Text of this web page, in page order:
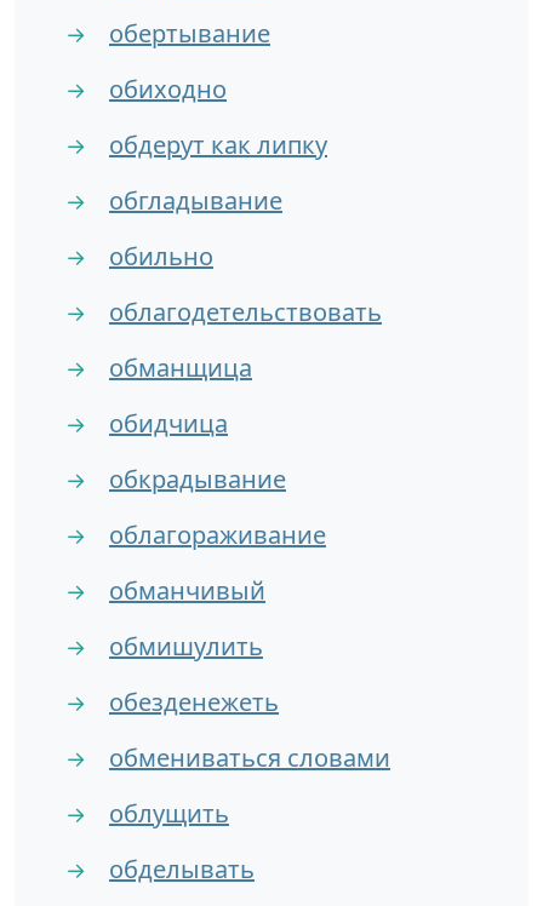
→ обертывание
→ обиходно
→ обдерут как липку
→ обгладывание
→ обильно
→ облагодетельствовать
→ обманщица
→ обидчица
→ обкрадывание
→ облагораживание
→ обманчивый
→ обмишулить
→ обезденежеть
→ обмениваться словами
→ облущить
→ обделывать